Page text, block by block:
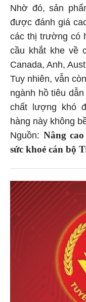
Nhờ đó, sản
được đánh giá
các thị trường có
cầu khắt khe về
Canada, Anh,
Tuy nhiên, vẫn
ngành hồ tiêu
chất lượng khó
hàng này không
Nguồn: Nâng
sức khoẻ cán bộ